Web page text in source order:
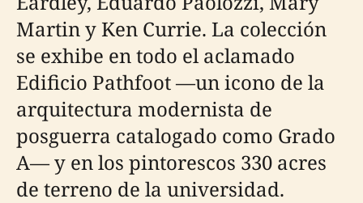
Martin y Ken Currie. La colección
se exhibe en todo el aclamado
Edificio Pathfoot —un icono de la
arquitectura modernista de
posguerra catalogado como Grado
A— y en los pintorescos 330 acres
de terreno de la universidad.